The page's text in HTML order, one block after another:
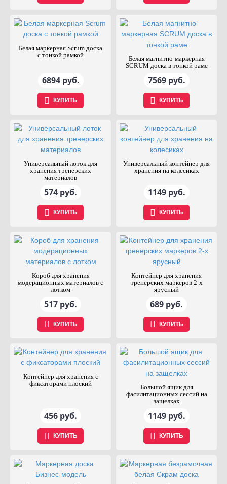
Белая маркерная Scrum доска
с тонкой рамкой
6894 руб.
КУПИТЬ
Белая магнитно-маркерная
SCRUM доска в тонкой раме
7569 руб.
КУПИТЬ
Универсальный лоток для
хранения тренерских
материалов
574 руб.
КУПИТЬ
Универсальный контейнер для
хранения на колесиках
1149 руб.
КУПИТЬ
Короб для хранения
модерационных материалов с
лотком
517 руб.
КУПИТЬ
Контейнер для хранения
тренерских маркеров 2-х
ярусный
689 руб.
КУПИТЬ
Контейнер для хранения с
фиксаторами плоский
456 руб.
КУПИТЬ
Большой ящик для
фасилитационных сессий на
защелках
1149 руб.
КУПИТЬ